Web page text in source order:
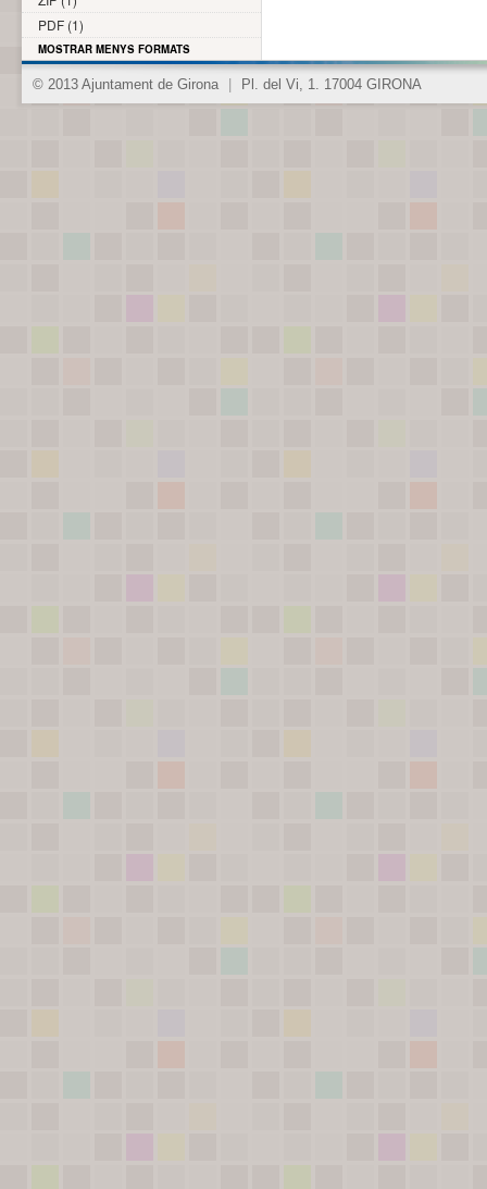
PDF (1)
MOSTRAR MENYS FORMATS
© 2013 Ajuntament de Girona Pl. del Vi, 1. 17004 GIRONA